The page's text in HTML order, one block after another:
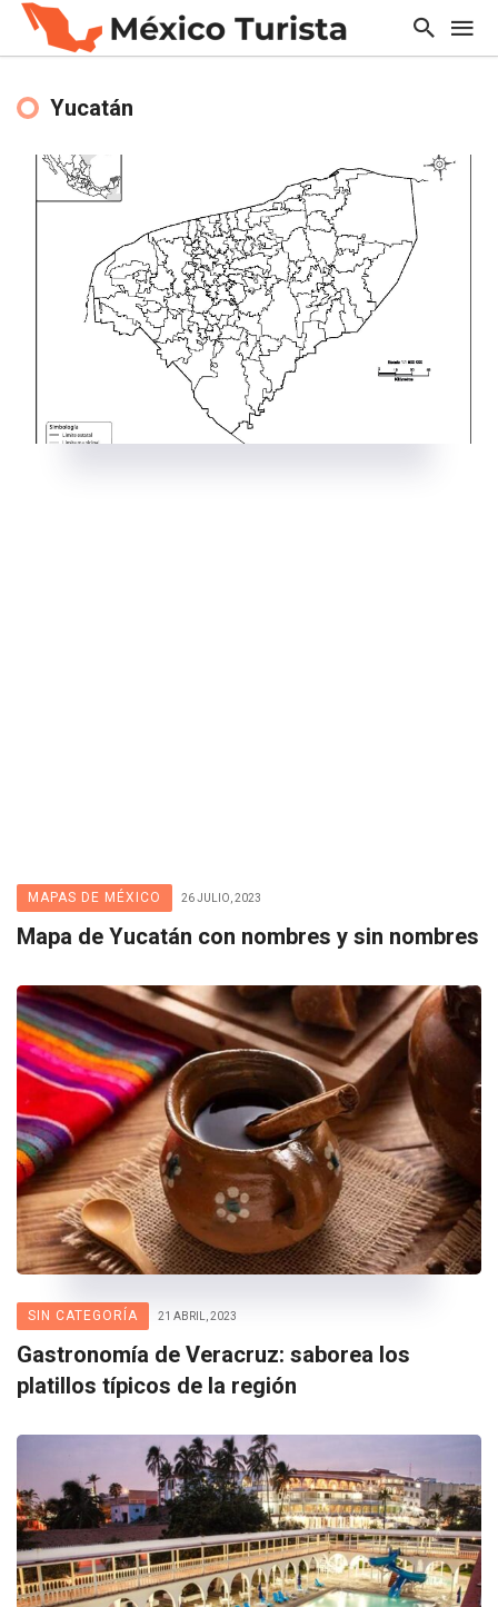
Yucatán
MAPAS DE MÉXICO 26 JULIO, 2023
Mapa de Yucatán con nombres y sin nombres
SIN CATEGORÍA 21 ABRIL, 2023
Gastronomía de Veracruz: saborea los
platillos típicos de la región